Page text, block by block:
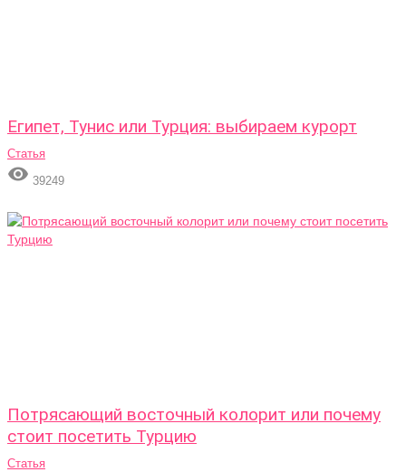
Египет, Тунис или Турция: выбираем курорт
Статья
 39249
Потрясающий восточный колорит или почему
стоит посетить Турцию
Статья